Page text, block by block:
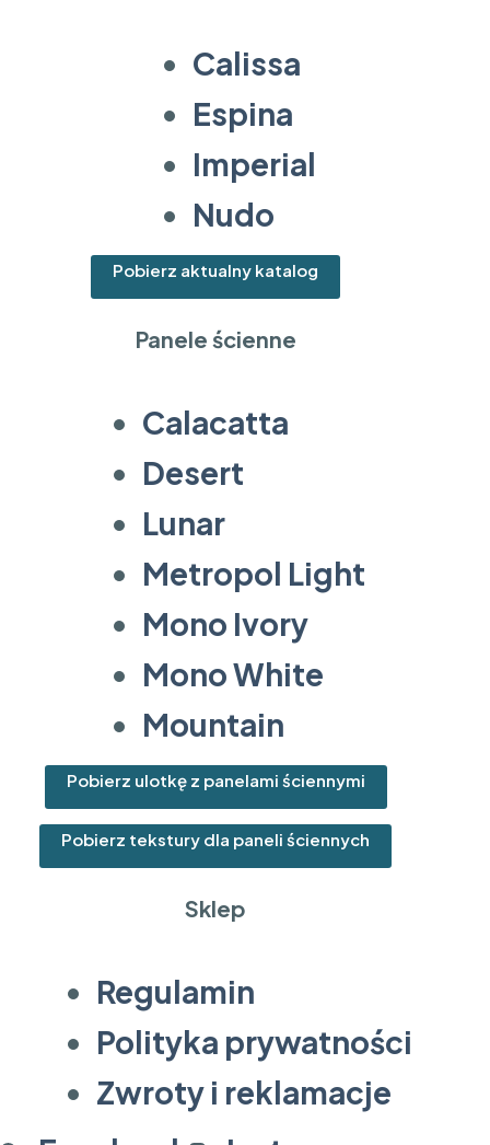
Calissa
Espina
Imperial
Nudo
Pobierz aktualny katalog
Panele ścienne
Calacatta
Desert
Lunar
Metropol Light
Mono Ivory
Mono White
Mountain
Pobierz ulotkę z panelami ściennymi
Pobierz tekstury dla paneli ściennych
Sklep
Regulamin
Polityka prywatności
Zwroty i reklamacje